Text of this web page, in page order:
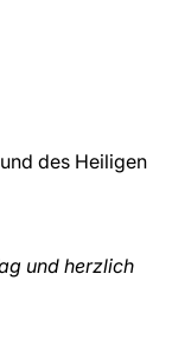
des Heiligen
und herzlich